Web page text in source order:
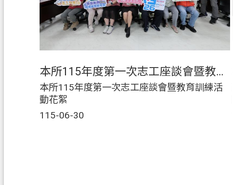
本所115年度第一次志工座談會暨教育訓練活動花絮
115-06-30
本所115年度第一次志工座談會暨教育訓練活
動花絮